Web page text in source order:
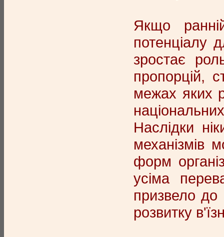
Якщо
потенціалу
зростає
пропорцій,
межах яких
Наслідки
механізмів
форм
усіма
призвело до
розвитку